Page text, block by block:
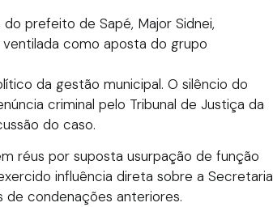
prefeito de Sapé, Major Sidnei,
como aposta do grupo
da gestão municipal. O silêncio do
criminal pelo Tribunal de Justiça da
do caso.
réus por suposta usurpação de função
influência direta sobre a Secretaria
condenações anteriores.